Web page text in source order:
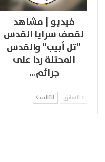
فيديو | مشاهد
لقصف سرايا القدس
“تل أبيب” والقدس
المحتلة ردا على
جرائم…
السابق التالي